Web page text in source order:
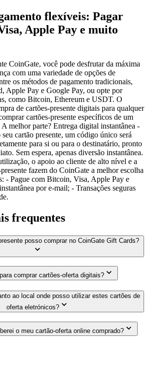
flexíveis: Pagar
Apple Pay e muito
CoinGate, você pode desfrutar da máxima
com uma variedade de opções de
os métodos de pagamento tradicionais,
Apple Pay e Google Pay, ou opte por
como Bitcoin, Ethereum e USDT. O
de cartões-presente digitais para qualquer
cartões-presente específicos de um
melhor parte? Entrega digital instantânea -
cartão presente, um código único será
para si ou para o destinatário, pronto
Sem espera, apenas diversão instantânea.
o apoio ao cliente de alto nível e a
fazem do CoinGate a melhor escolha
- Pague com Bitcoin, Visa, Apple Pay e
por e-mail; - Transações seguras
frequentes
posso comprar no CoinGate Gift Cards?
comprar cartões-oferta digitais?
ao local onde posso utilizar estes cartões de
oferta eletrónicos?
o meu cartão-oferta online comprado?